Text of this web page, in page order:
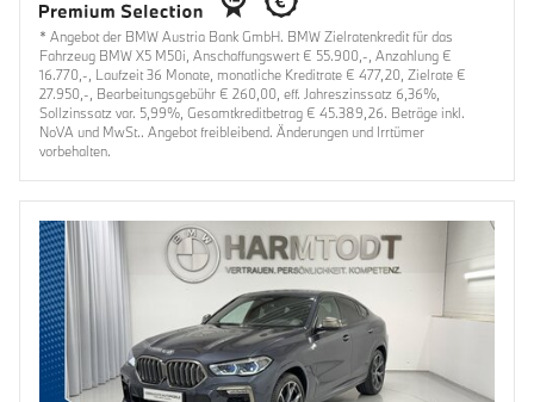
* Angebot der BMW Austria Bank GmbH. BMW Zielratenkredit für das
Fahrzeug BMW X5 M50i, Anschaffungswert € 55.900,-, Anzahlung €
16.770,-, Laufzeit 36 Monate, monatliche Kreditrate € 477,20, Zielrate €
27.950,-, Bearbeitungsgebühr € 260,00, eff. Jahreszinssatz 6,36%,
Sollzinssatz var. 5,99%, Gesamtkreditbetrag € 45.389,26. Beträge inkl.
NoVA und MwSt.. Angebot freibleibend. Änderungen und Irrtümer
vorbehalten.